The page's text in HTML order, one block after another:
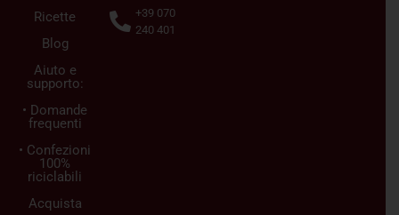
Ricette
Blog
Aiuto e
supporto:
• Domande
frequenti
• Confezioni
100%
riciclabili
Acquista
+39 070
240 401